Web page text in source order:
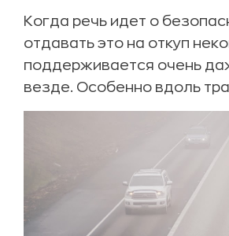
Когда речь идет о
отдавать это на откуп
поддерживается очень
везде. Особенно вдоль